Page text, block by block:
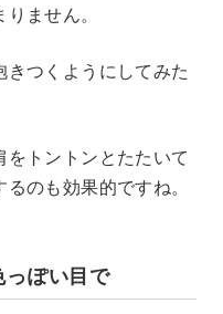
ません。
つくようにしてみた
トントンとたたいて
のも効果的ですね。
っぽい目で